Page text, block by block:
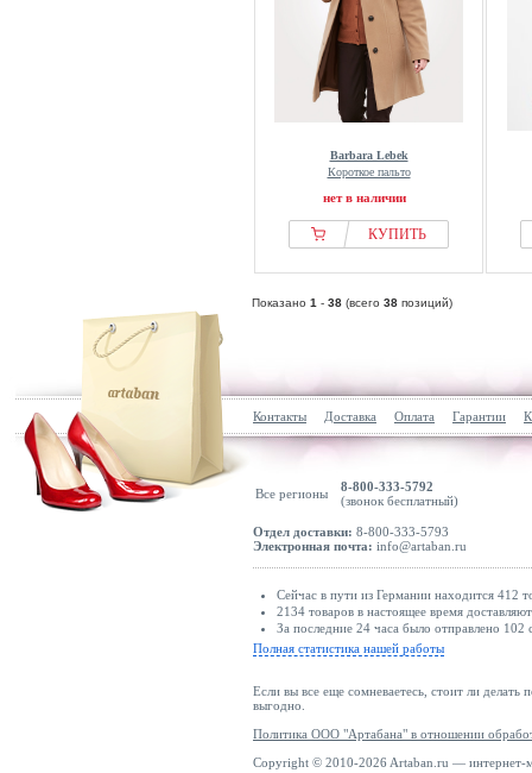
Barbara Lebek
Короткое пальто
нет в наличии
КУПИТЬ
Показано 1 - 38 (всего 38 позиций)
Контакты Доставка Оплата Гарантии
Все регионы
8-800-333-5792
(звонок бесплатный)
Отдел доставки: 8-800-333-5793
Электронная почта: info@artaban.ru
Сейчас в пути из Германии находится 412
2134 товаров в настоящее время
За последние 24 часа было отправлено
Полная статистика нашей работы
Если вы все еще сомневаетесь, стоит ли делать
выгодно.
Политика ООО "Артабана" в отношении
Copyright © 2010-2026 Artaban.ru — интернет-